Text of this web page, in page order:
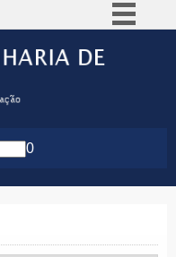
Legislação
Canais
0